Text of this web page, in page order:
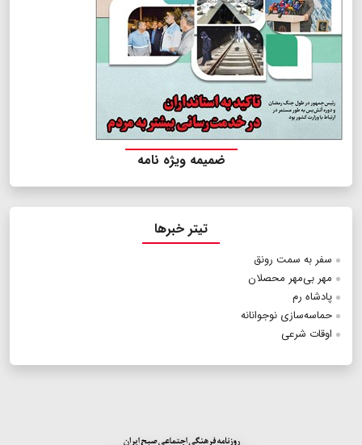
ضمیمه ویژه نامه
تیتر خبرها
سفر به سمت رونق
مهر بی‌مهر محصلان
پادشاه رم
حماسه‌سازی نوجوانانه
اوقات شرعی